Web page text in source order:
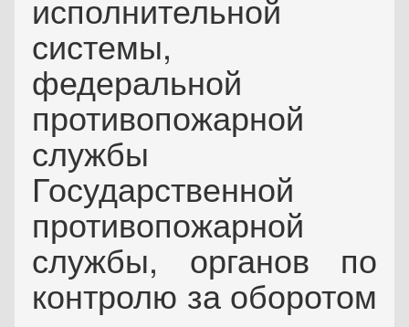
исполнительной
системы,
федеральной
противопожарной
службы
Государственной
противопожарной
службы, органов по
контролю за оборотом